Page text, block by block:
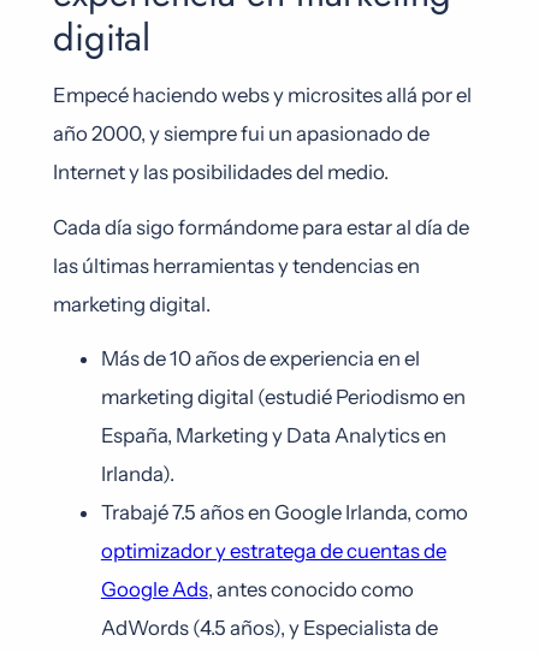
digital
Empecé haciendo webs y microsites allá por el
año 2000, y siempre fui un apasionado de
Internet y las posibilidades del medio.
Cada día sigo formándome para estar al día de
las últimas herramientas y tendencias en
marketing digital.
Más de 10 años de experiencia en el
marketing digital (estudié Periodismo en
España, Marketing y Data Analytics en
Irlanda).
Trabajé 7.5 años en Google Irlanda, como
optimizador y estratega de cuentas de
Google Ads, antes conocido como
AdWords (4.5 años), y Especialista de